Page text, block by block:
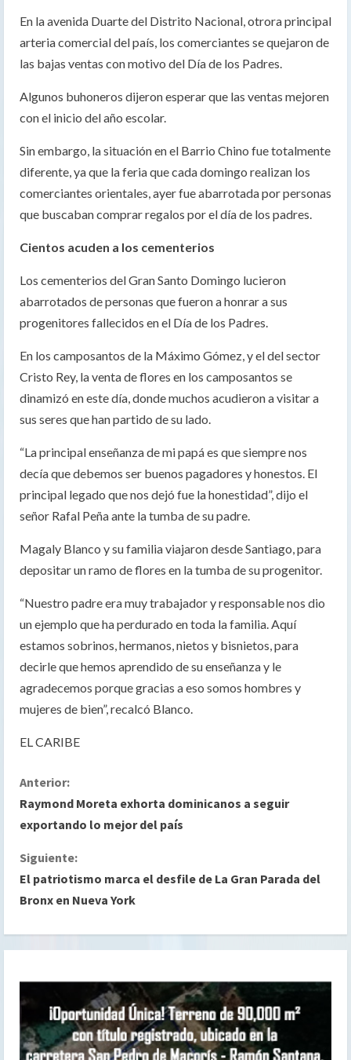
En la avenida Duarte del Distrito Nacional, otrora principal
arteria comercial del país, los comerciantes se quejaron de
las bajas ventas con motivo del Día de los Padres.
Algunos buhoneros dijeron esperar que las ventas mejoren
con el inicio del año escolar.
Sin embargo, la situación en el Barrio Chino fue totalmente
diferente, ya que la feria que cada domingo realizan los
comerciantes orientales, ayer fue abarrotada por personas
que buscaban comprar regalos por el día de los padres.
Cientos acuden a los cementerios
Los cementerios del Gran Santo Domingo lucieron
abarrotados de personas que fueron a honrar a sus
progenitores fallecidos en el Día de los Padres.
En los camposantos de la Máximo Gómez, y el del sector
Cristo Rey, la venta de flores en los camposantos se
dinamizó en este día, donde muchos acudieron a visitar a
sus seres que han partido de su lado.
“La principal enseñanza de mi papá es que siempre nos
decía que debemos ser buenos pagadores y honestos. El
principal legado que nos dejó fue la honestidad”, dijo el
señor Rafal Peña ante la tumba de su padre.
Magaly Blanco y su familia viajaron desde Santiago, para
depositar un ramo de flores en la tumba de su progenitor.
“Nuestro padre era muy trabajador y responsable nos dio
un ejemplo que ha perdurado en toda la familia. Aquí
estamos sobrinos, hermanos, nietos y bisnietos, para
decirle que hemos aprendido de su enseñanza y le
agradecemos porque gracias a eso somos hombres y
mujeres de bien”, recalcó Blanco.
EL CARIBE
S
i
g
u
l
e
y
e
Anterior:
Raymond Moreta exhorta dominicanos a seguir
exportando lo mejor del país
Siguiente:
El patriotismo marca el desfile de La Gran Parada del
Bronx en Nueva York